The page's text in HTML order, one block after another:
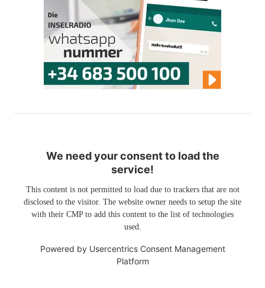
We need your consent to load the
service!
This content is not permitted to load due to trackers that are not
disclosed to the visitor. The website owner needs to setup the site
with their CMP to add this content to the list of technologies
used.
Powered by Usercentrics Consent Management
Platform